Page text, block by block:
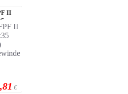
II
mm
€